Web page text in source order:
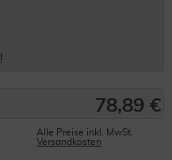
78,89 €
Alle Preise inkl. MwSt.
Versandkosten